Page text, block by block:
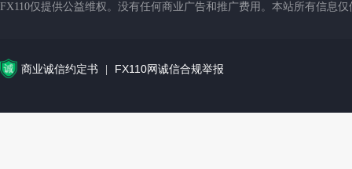
FX110仅提供公益维权。没有任何商业广告和推广费用。本站所有信息
商业诚信约定书 FX110网诚信合规举报